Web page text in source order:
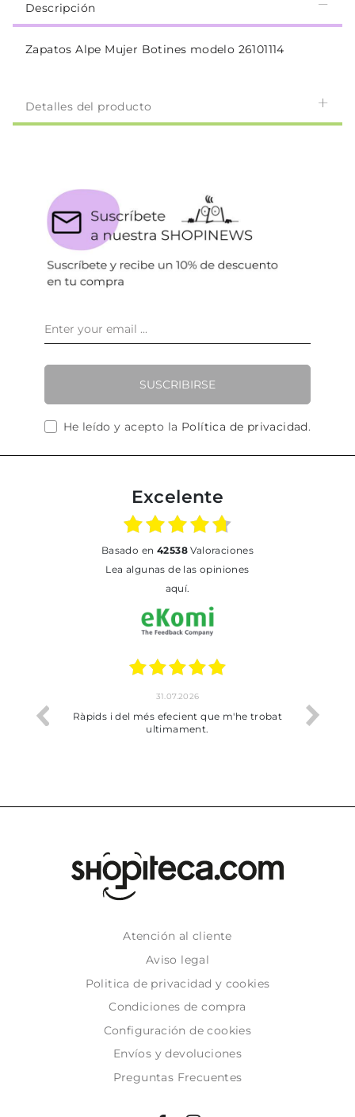
Descripción
Zapatos Alpe Mujer Botines modelo 26101114
Detalles del producto
SUSCRIBIRSE
He leído y acepto la Política de privacidad.
Excelente
basado en 42538Valoraciones
Lea algunas de las opiniones
aquí.
31.07.2026
Ràpids i del més efecient que m'he trobat
ultimament.
Atención al cliente
Aviso legal
Politica de privacidad y cookies
Condiciones de compra
Configuración de cookies
Envíos y devoluciones
Preguntas Frecuentes